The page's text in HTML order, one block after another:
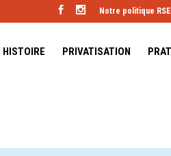
Notre politique RSE
HISTOIRE PRIVATISATION